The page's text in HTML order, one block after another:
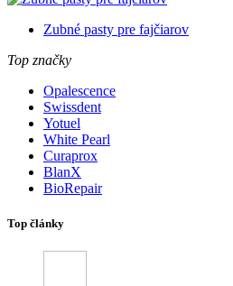
Zubné pasty pre fajčiarov
Top značky
Opalescence
Swissdent
Yotuel
White Pearl
Curaprox
BlanX
BioRepair
Top články